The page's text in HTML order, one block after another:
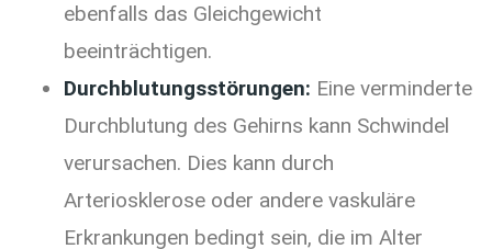
ebenfalls das Gleichgewicht
beeinträchtigen.
Durchblutungsstörungen: Eine verminderte
Durchblutung des Gehirns kann Schwindel
verursachen. Dies kann durch
Arteriosklerose oder andere vaskuläre
Erkrankungen bedingt sein, die im Alter